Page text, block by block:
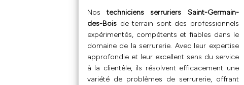
Nostechniciens serruriers Saint-Germain-
des-Bois de terrain sont des professionnels
expérimentés, compétents et fiables dans le
domaine de la serrurerie. Avec leur expertise
approfondie et leur excellent sens du service
à la clientèle, ils résolvent efficacement une
variété de problèmes de serrurerie, offrant